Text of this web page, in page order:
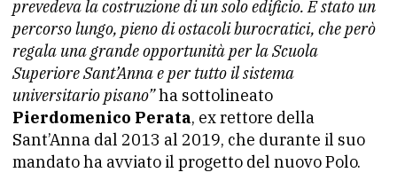
prevedeva la costruzione di un solo edificio. È stato un
percorso lungo, pieno di ostacoli burocratici, che però
regala una grande opportunità per la Scuola
Superiore Sant’Anna e per tutto il sistema
universitario pisano”ha sottolineato
Pierdomenico Perata, ex rettore della
Sant’Anna dal 2013 al 2019, che durante il suo
mandato ha avviato il progetto del nuovo Polo.